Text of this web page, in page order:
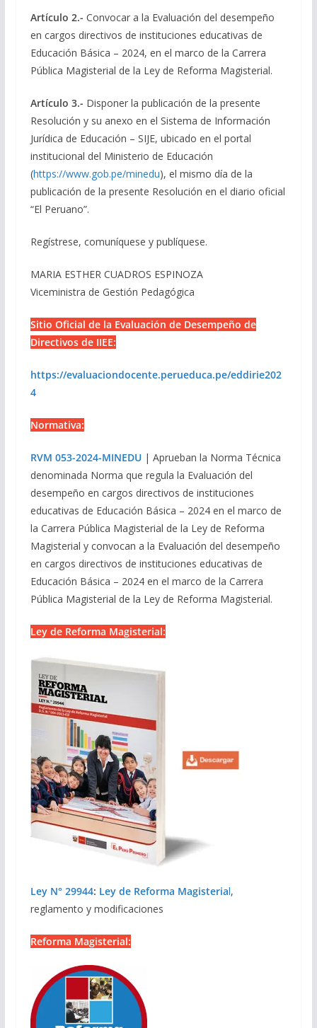
Artículo 2.- Convocar a la Evaluación del desempeño
en cargos directivos de instituciones educativas de
Educación Básica – 2024, en el marco de la Carrera
Pública Magisterial de la Ley de Reforma Magisterial.
Artículo 3.- Disponer la publicación de la presente
Resolución y su anexo en el Sistema de Información
Jurídica de Educación – SIJE, ubicado en el portal
institucional del Ministerio de Educación
(https://www.gob.pe/minedu), el mismo día de la
publicación de la presente Resolución en el diario oficial
“El Peruano”.
Regístrese, comuníquese y publíquese.
MARIA ESTHER CUADROS ESPINOZA
Viceministra de Gestión Pedagógica
Sitio Oficial de la Evaluación de Desempeño de
Directivos de IIEE:
https://evaluaciondocente.perueduca.pe/eddirie202
4
Normativa:
RVM 053-2024-MINEDU| Aprueban la Norma Técnica
denominada Norma que regula la Evaluación del
desempeño en cargos directivos de instituciones
educativas de Educación Básica – 2024 en el marco de
la Carrera Pública Magisterial de la Ley de Reforma
Magisterial y convocan a la Evaluación del desempeño
en cargos directivos de instituciones educativas de
Educación Básica – 2024 en el marco de la Carrera
Pública Magisterial de la Ley de Reforma Magisterial.
Ley de Reforma Magisterial:
Ley N° 29944: Ley de Reforma Magisterial,
reglamento y modificaciones
Reforma Magisterial: